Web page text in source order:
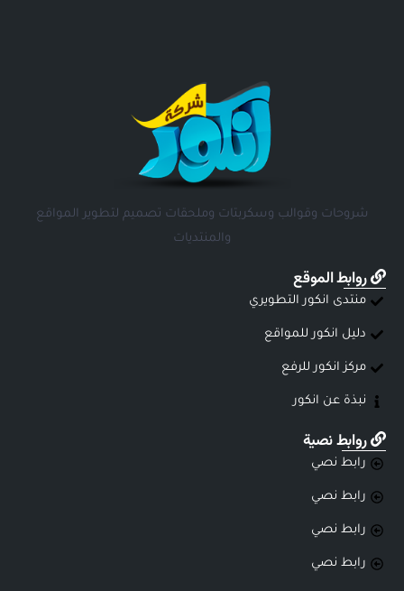
شروحات وقوالب وسكربتات وملحقات تصميم لتطوير المواقع
والمنتديات
روابط الموقع
منتدى انكور التطويري
دليل انكور للمواقع
مركز انكور للرفع
نبذة عن انكور
روابط نصية
رابط نصي
رابط نصي
رابط نصي
رابط نصي